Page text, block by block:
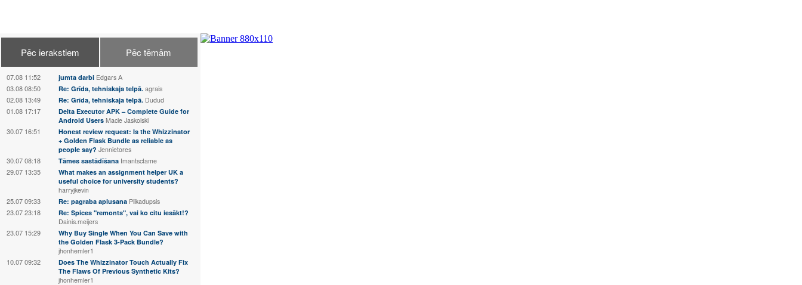
Pēc ierakstiem Pēc tēmām
07.08 11:52 jumta darbi Edgars А
03.08 08:50 Re: Grīda, tehniskaja telpā. agrais
02.08 13:49 Re: Grīda, tehniskaja telpā. Dudud
01.08 17:17
Delta Executor APK – Complete Guide for
Android Users Macie Jaskolski
30.07 16:51
Honest review request: Is the Whizzinator
+ Golden Flask Bundle as reliable as
people say? Jennietores
30.07 08:18 Tāmes sastādīšana Imantsctame
29.07 13:35
What makes an assignment helper UK a
useful choice for university students?
harryjkevin
25.07 09:33 Re: pagraba aplusana Plikadupsis
23.07 23:18
Re: Spices "remonts", vai ko citu iesākt!?
Dainis.meijers
23.07 15:29
Why Buy Single When You Can Save with
the Golden Flask 3-Pack Bundle?
jhonhemler1
10.07 09:32
Does The Whizzinator Touch Actually Fix
The Flaws Of Previous Synthetic Kits?
jhonhemler1